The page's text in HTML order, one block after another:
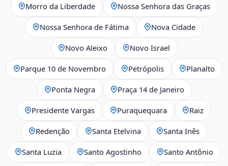
Morro da Liberdade Nossa Senhora das Graças
Nossa Senhora de Fátima Nova Cidade
Novo Aleixo Novo Israel
Parque 10 de Novembro Petrópolis Planalto
Ponta Negra Praça 14 de Janeiro
Presidente Vargas Puraquequara Raiz
Redenção Santa Etelvina Santa Inês
Santa Luzia Santo Agostinho Santo Antônio